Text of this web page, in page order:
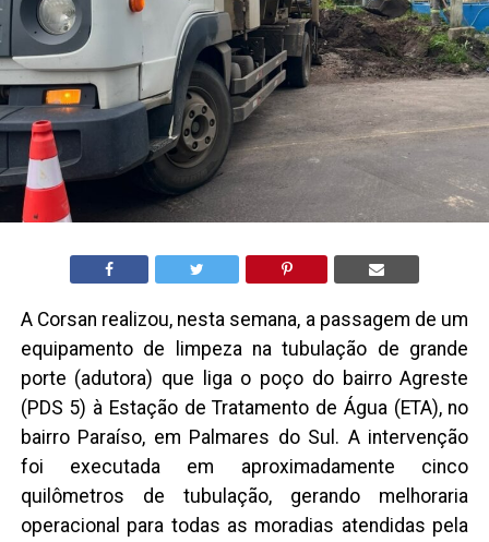
A Corsan realizou, nesta semana, a passagem de um
equipamento de limpeza na tubulação de grande
porte (adutora) que liga o poço do bairro Agreste
(PDS 5) à Estação de Tratamento de Água (ETA), no
bairro Paraíso, em Palmares do Sul. A intervenção
foi executada em aproximadamente cinco
quilômetros de tubulação, gerando melhoraria
operacional para todas as moradias atendidas pela